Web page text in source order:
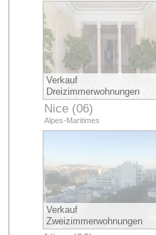
Verkauf
Dreizimmerwohnungen
Nice (06)
Alpes-Maritimes
Verkauf
Zweizimmerwohnungen